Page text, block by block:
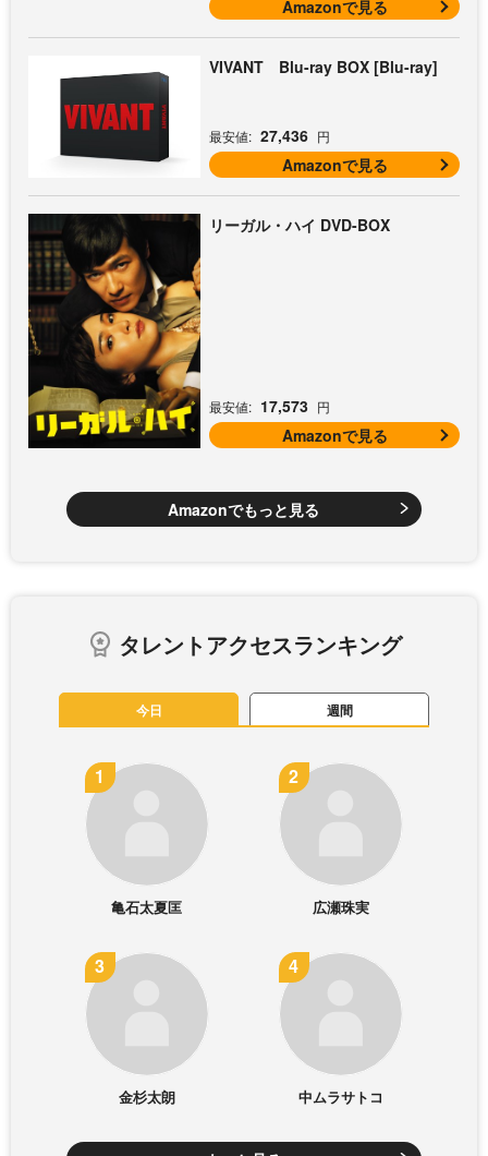
Amazonで見る
VIVANT Blu-ray BOX [Blu-ray]
最安値: 27,436 円
Amazonで見る
リーガル・ハイ DVD-BOX
最安値: 17,573 円
Amazonで見る
Amazonでもっと見る
タレントアクセスランキング
今日 週間
亀石太夏匡 広瀬珠実
金杉太朗 中ムラサトコ